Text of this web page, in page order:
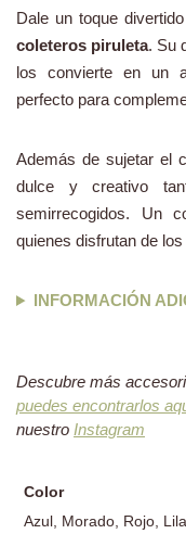
Dale un toque
coleteros piruleta. Su
los convierte en un
perfecto para
Además de sujetar el
dulce y creativo
semirrecogidos. Un
quienes disfrutan de
INFORMACIÓN
Descubre más
puedes encontrarlos
nuestro Instagram
Color
Azul, Morado, Rojo,